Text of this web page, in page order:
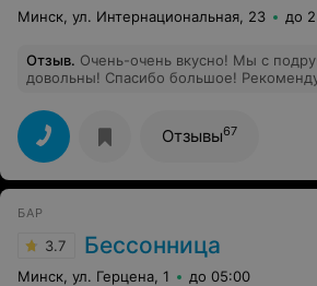
Минск, ул. Интернациональная, 23 до
Отзыв. Очень-очень вкусно! Мы с
довольны! Спасибо большое!
вкус и божественная паста с
соусом биск!
Отзывы67
БАР
3.7 Бессонница
Минск, ул. Герцена, 1 до 05:00